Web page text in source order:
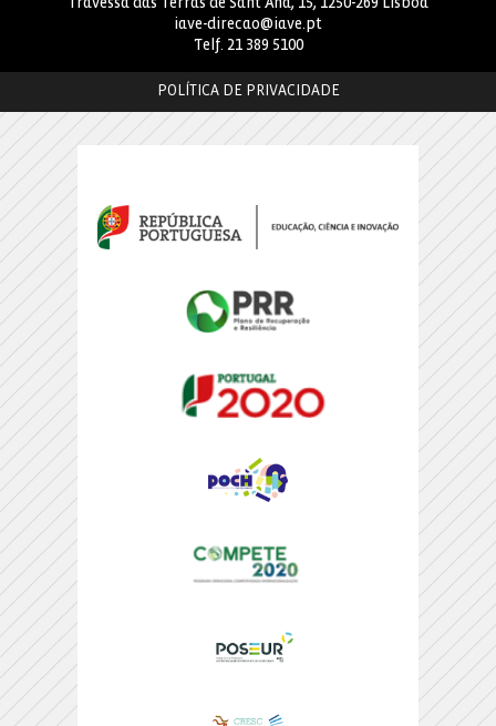
Travessa das Terras de Sant’Ana, 15, 1250-269 Lisboa
iave-direcao@iave.pt
Telf. 21 389 5100
POLÍTICA DE PRIVACIDADE